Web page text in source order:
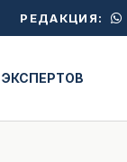
РЕДАКЦИЯ: